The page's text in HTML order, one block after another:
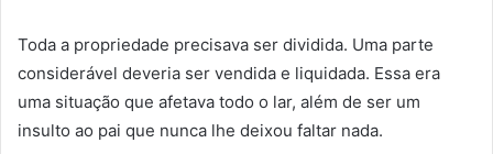
Toda a propriedade precisava ser dividida. Uma parte
considerável deveria ser vendida e liquidada. Essa era
uma situação que afetava todo o lar, além de ser um
insulto ao pai que nunca lhe deixou faltar nada.